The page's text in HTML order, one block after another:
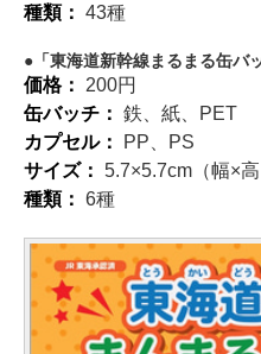
種類： 43種
「東海道新幹線まるまる缶バ
価格： 200円
缶バッチ： 鉄、紙、PET
カプセル：
PP、PS
サイズ： 5.7×5.7cm（幅×高
種類： 6種